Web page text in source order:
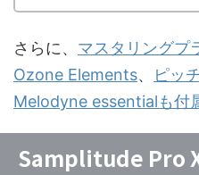
さらに、 マスタリングプ
Ozone Elements、
ピッ
Melodyne essentialも付
Samplitude Pro